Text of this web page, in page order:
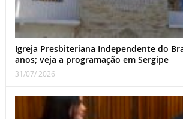
Igreja Presbiteriana Independente do
anos; veja a programação em Sergipe
31/07/ 2026